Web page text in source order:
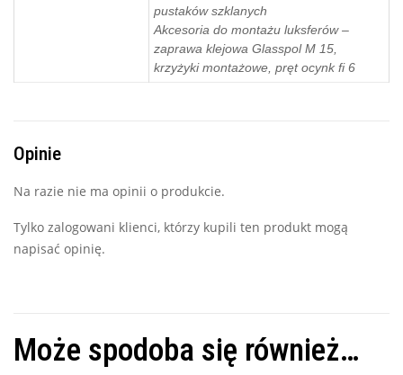
pustaków szklanych
Akcesoria do montażu luksferów –
zaprawa klejowa Glasspol M 15,
krzyżyki montażowe, pręt ocynk fi 6
Opinie
Na razie nie ma opinii o produkcie.
Tylko zalogowani klienci, którzy kupili ten produkt mogą
napisać opinię.
Może spodoba się również…